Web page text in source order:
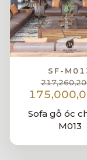
SF-
Sofa gỗ óc
M013